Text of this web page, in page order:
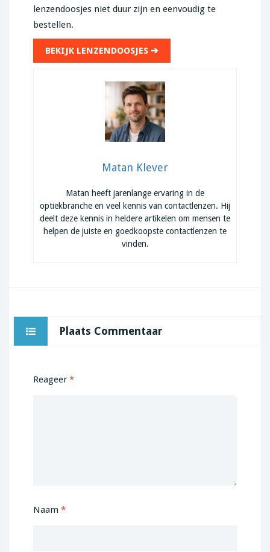
lenzendoosjes niet duur zijn en eenvoudig te
bestellen.
BEKIJK LENZENDOOSJES ➔
Matan Klever
Matan heeft jarenlange ervaring in de
optiekbranche en veel kennis van contactlenzen. Hij
deelt deze kennis in heldere artikelen om mensen te
helpen de juiste en goedkoopste contactlenzen te
vinden.
Plaats Commentaar
Reageer *
Naam *